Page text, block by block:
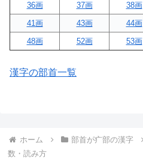
36画
37画 38画
41画
43画 44画
48画
52画 53画
漢字の部首一覧
ホーム 部首が疒部の漢字
数・読み方